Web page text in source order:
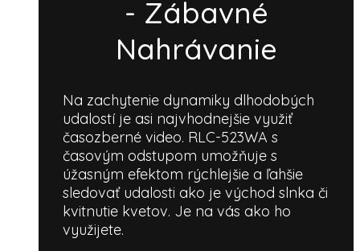
- Zábavné
Nahrávanie
Na zachytenie dynamiky dlhodobých
udalostí je asi najvhodnejšie využiť
časozberné video. RLC-523WA s
časovým odstupom umožňuje s
úžasným efektom rýchlejšie a ľahšie
sledovať udalosti ako je východ slnka či
kvitnutie kvetov. Je na vás ako ho
využijete.